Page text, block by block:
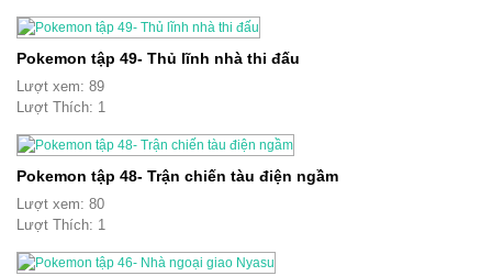
Pokemon tập 49- Thủ lĩnh nhà thi đấu
Lượt xem: 89
Lượt Thích: 1
Pokemon tập 48- Trận chiến tàu điện ngầm
Lượt xem: 80
Lượt Thích: 1